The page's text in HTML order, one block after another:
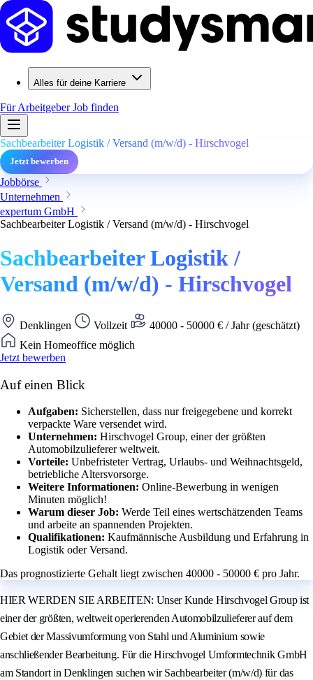
Alles für deine Karriere
Für ArbeitgeberJob finden
Sachbearbeiter Logistik / Versand (m/w/d) - Hirschvogel
Jetzt bewerben
Jobbörse
Unternehmen
expertum GmbH
Sachbearbeiter Logistik / Versand (m/w/d) - Hirschvogel
Sachbearbeiter Logistik /
Versand (m/w/d) - Hirschvogel
Denklingen Vollzeit
40000 - 50000 € / Jahr (geschätzt)
Kein Homeoffice möglich
Jetzt bewerben
Auf einen Blick
Aufgaben: Sicherstellen, dass nur freigegebene und korrekt
verpackte Ware versendet wird.
Unternehmen: Hirschvogel Group, einer der größten
Automobilzulieferer weltweit.
Vorteile: Unbefristeter Vertrag, Urlaubs- und Weihnachtsgeld,
betriebliche Altersvorsorge.
Weitere Informationen: Online-Bewerbung in wenigen
Minuten möglich!
Warum dieser Job: Werde Teil eines wertschätzenden Teams
und arbeite an spannenden Projekten.
Qualifikationen: Kaufmännische Ausbildung und Erfahrung in
Logistik oder Versand.
Das prognostizierte Gehalt liegt zwischen 40000 - 50000 € pro Jahr.
HIER WERDEN SIE ARBEITEN: Unser Kunde Hirschvogel Group ist
einer der größten, weltweit operierenden Automobilzulieferer auf dem
Gebiet der Massivumformung von Stahl und Aluminium sowie
anschließender Bearbeitung. Für die Hirschvogel Umformtechnik GmbH
am Standort in Denklingen suchen wir Sachbearbeiter (m/w/d) für das